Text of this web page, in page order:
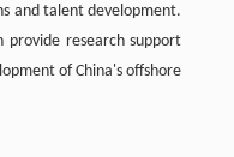
and talent development.
provide research support
of China's offshore